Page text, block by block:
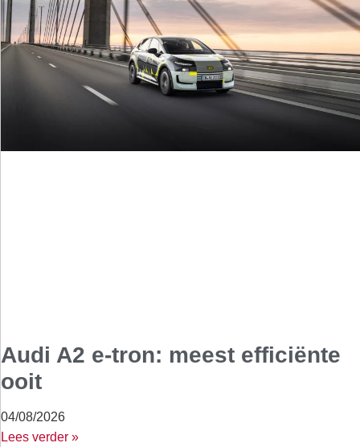
Audi A2 e-tron: meest efficiënte
ooit
04/08/2026
Lees verder »